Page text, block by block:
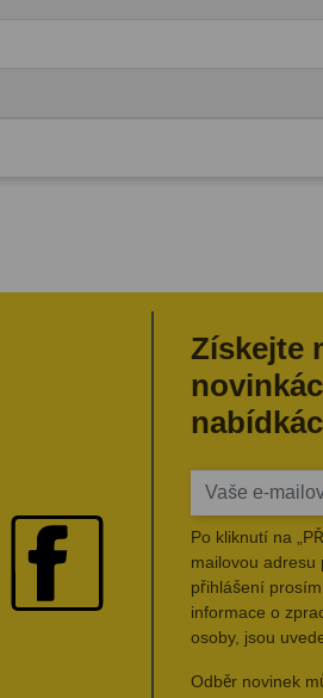
Získejte
Po kliknutí na
mailovou adresu
přihlášení
informace o
osoby, jsou
Odběr novinek